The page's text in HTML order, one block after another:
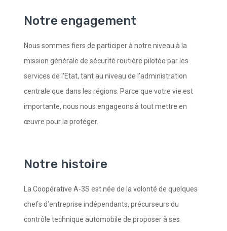
Notre engagement
Nous sommes fiers de participer à notre niveau à la
mission générale de sécurité routière pilotée par les
services de l’Etat, tant au niveau de l’administration
centrale que dans les régions. Parce que votre vie est
importante, nous nous engageons à tout mettre en
œuvre pour la protéger.
Notre histoire
La Coopérative A-3S est née de la volonté de quelques
chefs d’entreprise indépendants, précurseurs du
contrôle technique automobile de proposer à ses